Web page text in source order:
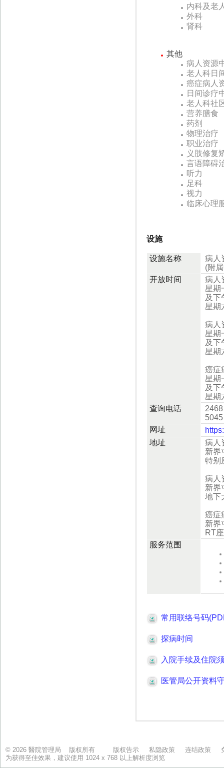
© 2026 醫院管理局 版权所有 版权告示 私隐政策 连结政策
为获得至佳效果，建议使用 1024 x 768 以上解析度浏览